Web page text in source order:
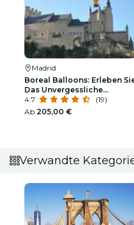
Madrid
Boreal Balloons: Erleben
Das Unvergessliche
Erlebnis Einer Ballonfahrt!
4.7
(19)
Ab 205,00 €
Verwandte